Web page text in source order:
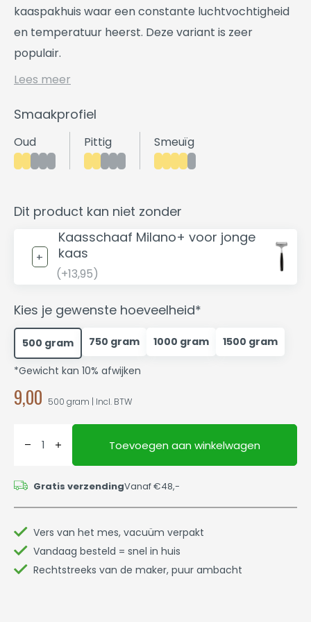
kaaspakhuis waar een constante luchtvochtigheid
en temperatuur heerst. Deze variant is zeer
populair.
Lees meer
Smaakprofiel
Oud Pittig Smeuïg
Dit product kan niet zonder
Kaasschaaf Milano+ voor jonge
kaas
(+13,95)
Kies je gewenste hoeveelheid*
500 gram 750 gram 1000 gram 1500 gram
*Gewicht kan 10% afwijken
9,00 500 gram | Incl. BTW
Toevoegen aan winkelwagen
Gratis verzendingVanaf €48,-
Vers van het mes, vacuüm verpakt
Vandaag besteld = snel in huis
Rechtstreeks van de maker, puur ambacht